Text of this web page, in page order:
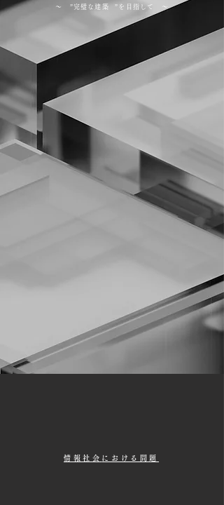
～ ”完璧な建築 ”を目指して ～
情報社会 における問題